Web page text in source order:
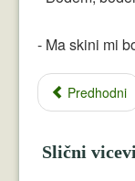
- Ma skini mi
Predhodni
Slični vicevi